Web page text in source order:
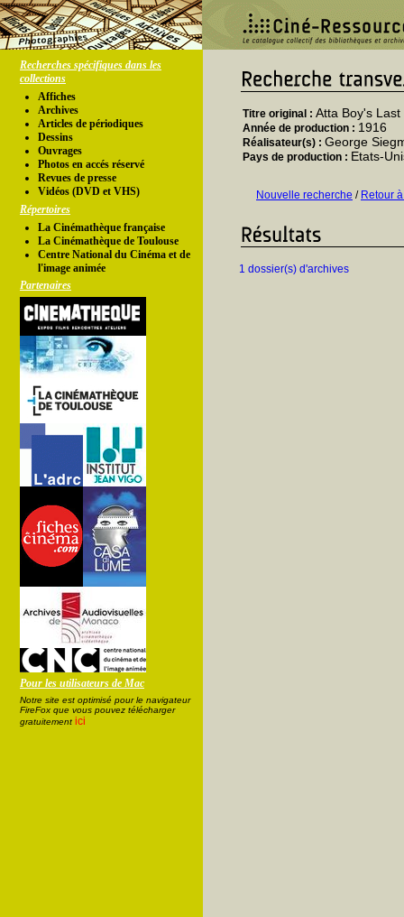
Recherches spécifiques dans les
collections
Affiches
Archives
Articles de périodiques
Dessins
Ouvrages
Photos en accés réservé
Revues de presse
Vidéos (DVD et VHS)
Répertoires
La Cinémathèque française
La Cinémathèque de Toulouse
Centre National du Cinéma et de
l'image animée
Partenaires
Pour les utilisateurs de Mac
Notre site est optimisé pour le navigateur
FireFox que vous pouvez télécharger
gratuitement ici
Titre original : Atta Boy's Last
Année de production : 1916
Réalisateur(s) : George
Pays de production : Etats-
Nouvelle recherche / Retour
1 dossier(s) d'archives